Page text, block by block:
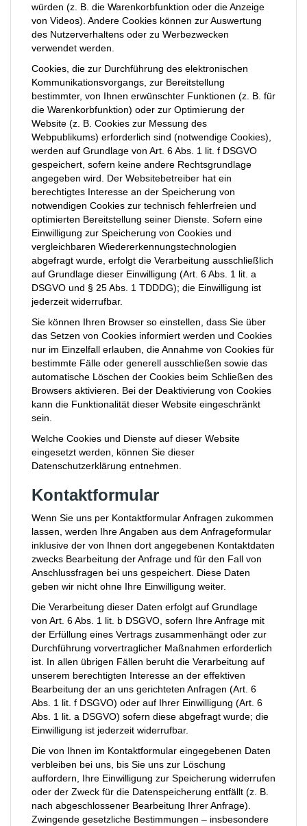
würden (z. B. die Warenkorbfunktion oder die Anzeige
von Videos). Andere Cookies können zur Auswertung
des Nutzerverhaltens oder zu Werbezwecken
verwendet werden.
Cookies, die zur Durchführung des elektronischen
Kommunikationsvorgangs, zur Bereitstellung
bestimmter, von Ihnen erwünschter Funktionen (z. B. für
die Warenkorbfunktion) oder zur Optimierung der
Website (z. B. Cookies zur Messung des
Webpublikums) erforderlich sind (notwendige Cookies),
werden auf Grundlage von Art. 6 Abs. 1 lit. f DSGVO
gespeichert, sofern keine andere Rechtsgrundlage
angegeben wird. Der Websitebetreiber hat ein
berechtigtes Interesse an der Speicherung von
notwendigen Cookies zur technisch fehlerfreien und
optimierten Bereitstellung seiner Dienste. Sofern eine
Einwilligung zur Speicherung von Cookies und
vergleichbaren Wiedererkennungstechnologien
abgefragt wurde, erfolgt die Verarbeitung ausschließlich
auf Grundlage dieser Einwilligung (Art. 6 Abs. 1 lit. a
DSGVO und § 25 Abs. 1 TDDDG); die Einwilligung ist
jederzeit widerrufbar.
Sie können Ihren Browser so einstellen, dass Sie über
das Setzen von Cookies informiert werden und Cookies
nur im Einzelfall erlauben, die Annahme von Cookies für
bestimmte Fälle oder generell ausschließen sowie das
automatische Löschen der Cookies beim Schließen des
Browsers aktivieren. Bei der Deaktivierung von Cookies
kann die Funktionalität dieser Website eingeschränkt
sein.
Welche Cookies und Dienste auf dieser Website
eingesetzt werden, können Sie dieser
Datenschutzerklärung entnehmen.
Kontaktformular
Wenn Sie uns per Kontaktformular Anfragen zukommen
lassen, werden Ihre Angaben aus dem Anfrageformular
inklusive der von Ihnen dort angegebenen Kontaktdaten
zwecks Bearbeitung der Anfrage und für den Fall von
Anschlussfragen bei uns gespeichert. Diese Daten
geben wir nicht ohne Ihre Einwilligung weiter.
Die Verarbeitung dieser Daten erfolgt auf Grundlage
von Art. 6 Abs. 1 lit. b DSGVO, sofern Ihre Anfrage mit
der Erfüllung eines Vertrags zusammenhängt oder zur
Durchführung vorvertraglicher Maßnahmen erforderlich
ist. In allen übrigen Fällen beruht die Verarbeitung auf
unserem berechtigten Interesse an der effektiven
Bearbeitung der an uns gerichteten Anfragen (Art. 6
Abs. 1 lit. f DSGVO) oder auf Ihrer Einwilligung (Art. 6
Abs. 1 lit. a DSGVO) sofern diese abgefragt wurde; die
Einwilligung ist jederzeit widerrufbar.
Die von Ihnen im Kontaktformular eingegebenen Daten
verbleiben bei uns, bis Sie uns zur Löschung
auffordern, Ihre Einwilligung zur Speicherung widerrufen
oder der Zweck für die Datenspeicherung entfällt (z. B.
nach abgeschlossener Bearbeitung Ihrer Anfrage).
Zwingende gesetzliche Bestimmungen – insbesondere